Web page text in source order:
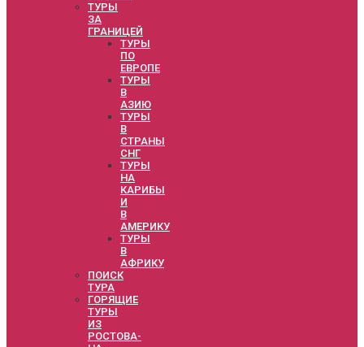
ТУРЫ
ЗА
ГРАНИЦЕЙ
ТУРЫ
ПО
ЕВРОПЕ
ТУРЫ
В
АЗИЮ
ТУРЫ
В
СТРАНЫ
СНГ
ТУРЫ
НА
КАРИБЫ
И
В
АМЕРИКУ
ТУРЫ
В
АФРИКУ
ПОИСК
ТУРА
ГОРЯЩИЕ
ТУРЫ
ИЗ
РОСТОВА-